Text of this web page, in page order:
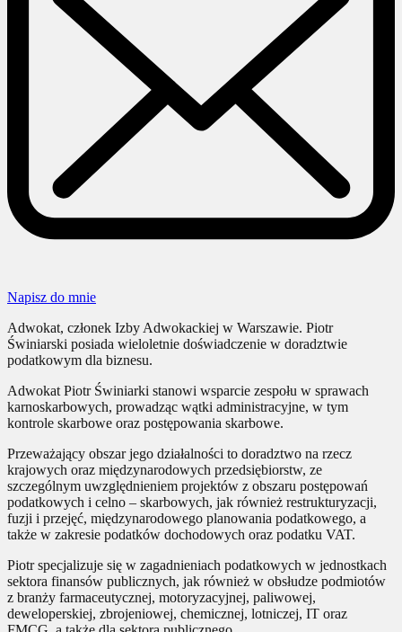
Napisz do mnie
Adwokat, członek Izby Adwokackiej w Warszawie. Piotr
Świniarski posiada wieloletnie doświadczenie w doradztwie
podatkowym dla biznesu.
Adwokat Piotr Świniarki stanowi wsparcie zespołu w sprawach
karnoskarbowych, prowadząc wątki administracyjne, w tym
kontrole skarbowe oraz postępowania skarbowe.
Przeważający obszar jego działalności to doradztwo na rzecz
krajowych oraz międzynarodowych przedsiębiorstw, ze
szczególnym uwzględnieniem projektów z obszaru postępowań
podatkowych i celno – skarbowych, jak również restrukturyzacji,
fuzji i przejęć, międzynarodowego planowania podatkowego, a
także w zakresie podatków dochodowych oraz podatku VAT.
Piotr specjalizuje się w zagadnieniach podatkowych w jednostkach
sektora finansów publicznych, jak również w obsłudze podmiotów
z branży farmaceutycznej, motoryzacyjnej, paliwowej,
deweloperskiej, zbrojeniowej, chemicznej, lotniczej, IT oraz